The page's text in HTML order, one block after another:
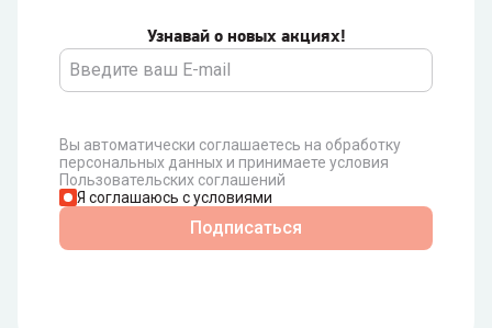
Узнавай о новых акциях!
Вы автоматически соглашаетесь на обработку
персональных данных и принимаете условия
Пользовательских соглашений
Я соглашаюсь с условиями
Подписаться